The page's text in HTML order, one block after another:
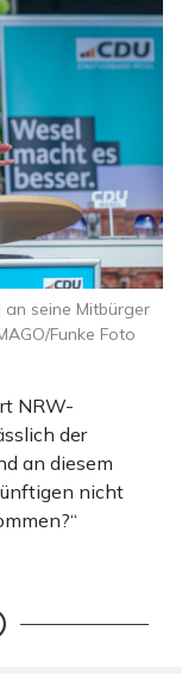
NRW-
der
an diesem
nicht
seine Mitbürger
Funke Foto